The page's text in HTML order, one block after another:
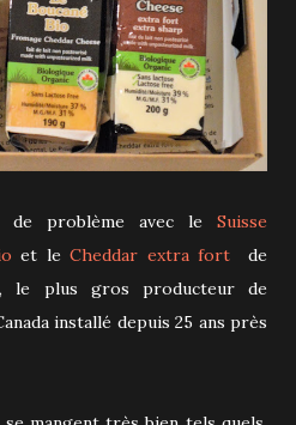
problème avec le Suisse
et le Cheddar extra fort de
, le plus gros producteur de
installé depuis 25 ans près